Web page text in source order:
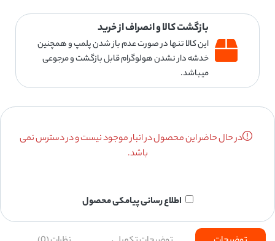
بازگشت کالا و انصراف از خرید
این کالا تنها در صورت عدم باز شدن پلمپ و همچنین
خدشه دار نشدن هولوگرام قابل بازگشت و مرجوعی
میباشد.
در حال حاضر این محصول در انبار موجود نیست و در دسترس نمی
باشد.
اطلاع رسانی پیامکی محصول